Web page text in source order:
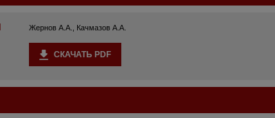
Жернов А.А., Качмазов А.А.
СКАЧАТЬ PDF